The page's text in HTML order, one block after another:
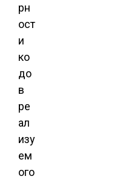
рн
ост
и
ко
до
в
ре
ал
изу
ем
ого